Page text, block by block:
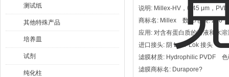
测试纸
其他特殊产品
培养皿
试剂
纯化柱
说明: Millex-HV，0.45 μm，
商标名: Millex 数量/包装: 250
应用: 对含有蛋白质的溶液和水
进口接头: 阴 Luer-Lok 接头
滤膜材质: Hydrophilic PVDF 色
滤膜商标名: Durapore?